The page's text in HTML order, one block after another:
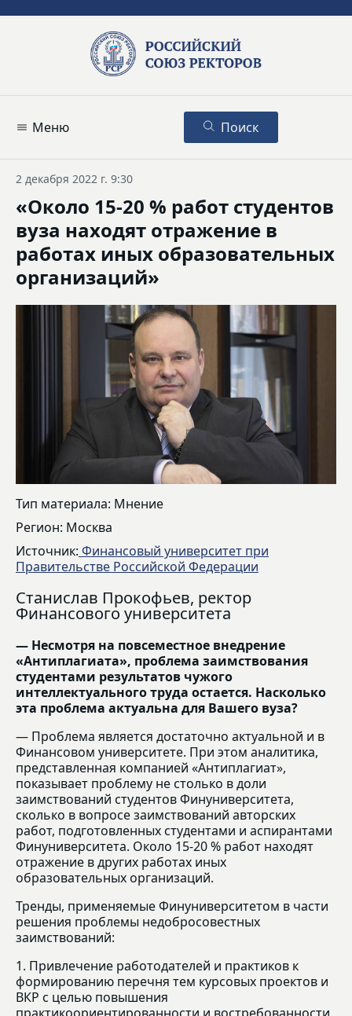
Меню Поиск
2 декабря 2022 г. 9:30
«Около 15-20 % работ студентов
вуза находят отражение в
работах иных образовательных
организаций»
Тип материала: Мнение
Регион: Москва
Источник: Финансовый университет при
Правительстве Российской Федерации
Станислав Прокофьев, ректор
Финансового университета
— Несмотря на повсеместное внедрение
«Антиплагиата», проблема заимствования
студентами результатов чужого
интеллектуального труда остается. Насколько
эта проблема актуальна для Вашего вуза?
— Проблема является достаточно актуальной и в
Финансовом университете. При этом аналитика,
представленная компанией «Антиплагиат»,
показывает проблему не столько в доли
заимствований студентов Финуниверситета,
сколько в вопросе заимствований авторских
работ, подготовленных студентами и аспирантами
Финуниверситета. Около 15-20 % работ находят
отражение в других работах иных
образовательных организаций.
Тренды, применяемые Финуниверситетом в части
решения проблемы недобросовестных
заимствований:
1. Привлечение работодателей и практиков к
формированию перечня тем курсовых проектов и
ВКР с целью повышения